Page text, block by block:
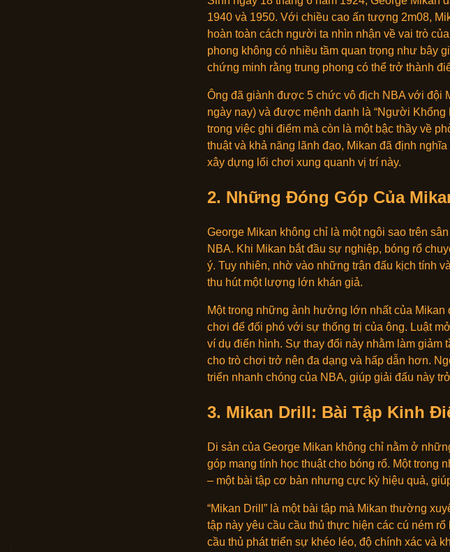
1940 và 1950. Với chiều cao ấn tượng 2m08,
hoàn toàn cách người ta nhìn nhận về vai trò
phong không có nhiều tầm quan trọng như bây
chứng minh rằng trung phong có thể trở thành
Ông đã giành được 5 chức vô địch NBA với đội
ngày nay) và được mệnh danh là “Người
trong việc ghi điểm mà còn là một bậc thầy về
thuật và khả năng lãnh đạo, Mikan đã định
xây dựng lối chơi xung quanh vị trí này.
2. Những Đóng Góp Của
George Mikan không chỉ là một ngôi sao trên
NBA. Khi Mikan bắt đầu sự nghiệp, bóng rổ
ý. Tuy nhiên, nhờ vào những trận đấu kịch tính
thu hút một lượng lớn khán giả.
Một trong những ảnh hưởng lớn nhất của
chơi để đối phó với sự thống trị của ông. Luật
ví dụ điển hình. Sự thay đổi này nhằm làm
cho trò chơi trở nên đa dạng và hấp dẫn hơn.
triển nhanh chóng của NBA, giúp giải đấu này
3. Mikan Drill: Bài Tập Kinh
Di sản của George Mikan không chỉ nằm ở
góp mang tính học thuật cho bóng rổ. Một trong
– một bài tập cơ bản nhưng cực kỳ hiệu quả,
“Mikan Drill” là một bài tập mà Mikan thường
tập này yêu cầu cầu thủ thực hiện các cú ném
cầu thủ phát triển sự khéo léo, độ chính xác và